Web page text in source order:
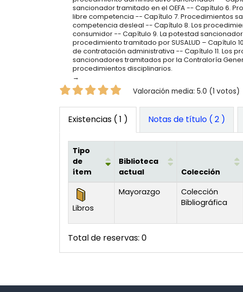
sancionador tramitado en el OEFA -- Capítulo 6.
libre competencia -- Capítulo 7. Procedimientos
competencia desleal -- Capítulo 8. Los
consumidor -- Capítulo 9. La potestad
procedimiento tramitado por SUSALUD – Capítulo
de contratación administrativa -- Capítulo 11. Los
sancionadores tramitados por la Contraloría
procedimientos disciplinarios.
Valoración Valoración media: 5.0 (1 votos)
Existencias ( 1 ) Notas de título ( 2 )
Existencias
Tipo
de
ítem
Biblioteca
actual
Colección
Libros
Mayorazgo
Colección
Bibliográfica
Total de reservas: 0